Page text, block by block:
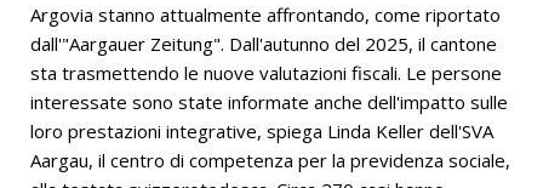
Argovia stanno attualmente affrontando, come riportato
dall'"Aargauer Zeitung". Dall'autunno del 2025, il cantone
sta trasmettendo le nuove valutazioni fiscali. Le persone
interessate sono state informate anche dell'impatto sulle
loro prestazioni integrative, spiega Linda Keller dell'SVA
Aargau, il centro di competenza per la previdenza sociale,